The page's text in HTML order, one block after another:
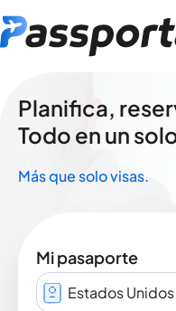
Planifica,
Todo en un
Más que solo visas.
Mi pasaporte
Estados